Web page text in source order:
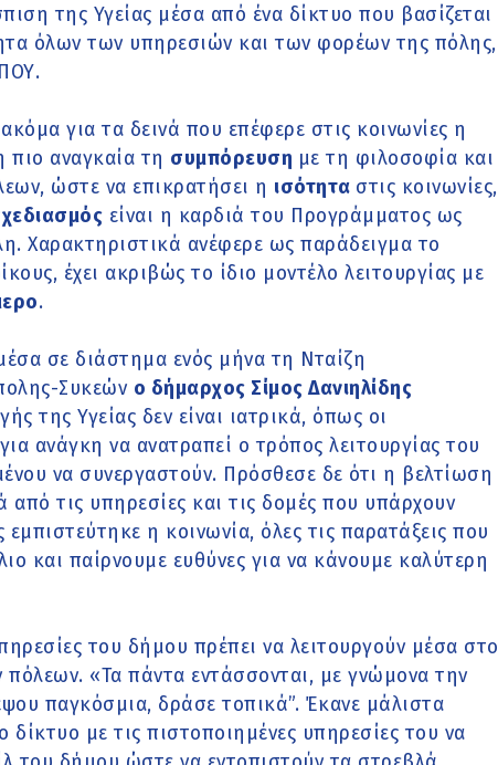
της Υγείας μέσα από ένα δίκτυο που βασίζεται
όλων των υπηρεσιών και των φορέων της πόλης,
για τα δεινά που επέφερε στις κοινωνίες η
αναγκαία τη συμπόρευση με τη φιλοσοφία και
ώστε να επικρατήσει η ισότητα στις κοινωνίες,
είναι η καρδιά του Προγράμματος ως
Χαρακτηριστικά ανέφερε ως παράδειγμα το
έχει ακριβώς το ίδιο μοντέλο λειτουργίας με
.
σε διάστημα ενός μήνα τη Νταίζη
Συκεών ο δήμαρχος Σίμος Δανιηλίδης
της Υγείας δεν είναι ιατρικά, όπως οι
ανάγκη να ανατραπεί ο τρόπος λειτουργίας του
να συνεργαστούν. Πρόσθεσε δε ότι η βελτίωση
από τις υπηρεσίες και τις δομές που υπάρχουν
εμπιστεύτηκε η κοινωνία, όλες τις παρατάξεις που
και παίρνουμε ευθύνες για να κάνουμε καλύτερη
του δήμου πρέπει να λειτουργούν μέσα στο
«Τα πάντα εντάσσονται, με γνώμονα την
παγκόσμια, δράσε τοπικά”. Έκανε μάλιστα
με τις πιστοποιημένες υπηρεσίες του να